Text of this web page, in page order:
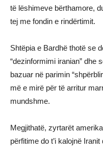
të lëshimeve bërthamore,
tej me fondin e rindërtimit.
Shtëpia e Bardhë thotë se
“dezinformimi iranian” dhe
bazuar në parimin
më e mirë për të arritur
mundshme.
Megjithatë, zyrtarët
përfitime do t’i kalojnë Iranit